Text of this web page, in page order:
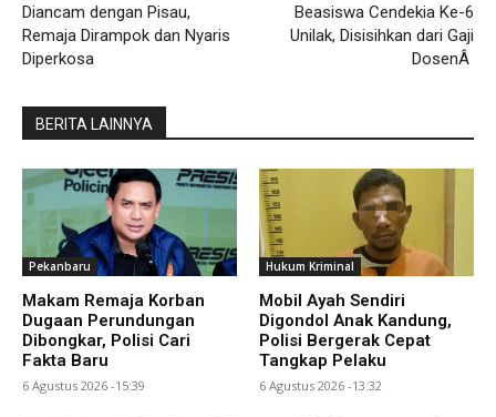
Diancam dengan Pisau,
Remaja Dirampok dan Nyaris
Diperkosa
Beasiswa Cendekia Ke-6
Unilak, Disisihkan dari Gaji
DosenÂ
BERITA LAINNYA
Pekanbaru
Makam Remaja Korban
Dugaan Perundungan
Dibongkar, Polisi Cari
Fakta Baru
6 Agustus 2026 -15:39
Hukum Kriminal
Mobil Ayah Sendiri
Digondol Anak Kandung,
Polisi Bergerak Cepat
Tangkap Pelaku
6 Agustus 2026 -13:32